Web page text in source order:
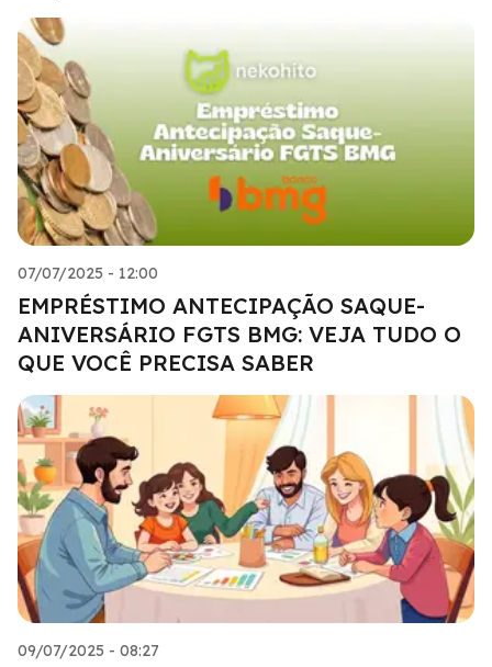
07/07/2025 - 12:00
EMPRÉSTIMO ANTECIPAÇÃO SAQUE-
ANIVERSÁRIO FGTS BMG: VEJA TUDO O
QUE VOCÊ PRECISA SABER
09/07/2025 - 08:27